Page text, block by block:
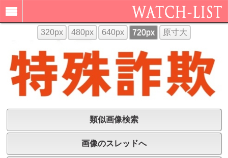
320px 480px 640px 720px 原寸大
類似画像検索
画像のスレッドへ